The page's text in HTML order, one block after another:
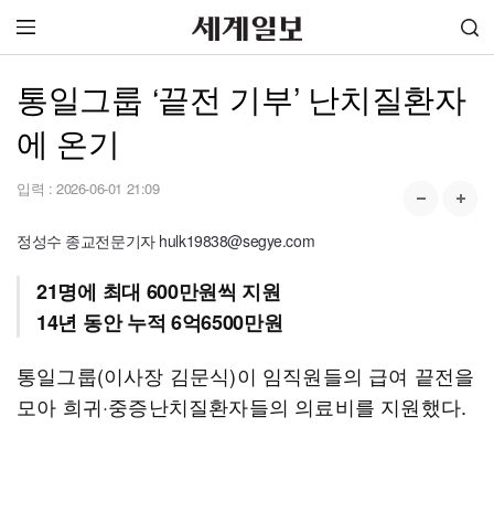
통일그룹 ‘끝전 기부’ 난치질환자
에 온기
입력 : 2026-06-01 21:09
정성수 종교전문기자 hulk19838@segye.com
21명에 최대 600만원씩 지원
14년 동안 누적 6억6500만원
통일그룹(이사장 김문식)이 임직원들의 급여 끝전을
모아 희귀·중증난치질환자들의 의료비를 지원했다.